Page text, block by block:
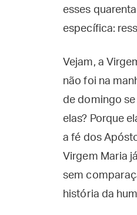
esses
específica:
Vejam, a
não foi na
de domingo
elas? Porque
a fé dos
Virgem Maria
sem
história da